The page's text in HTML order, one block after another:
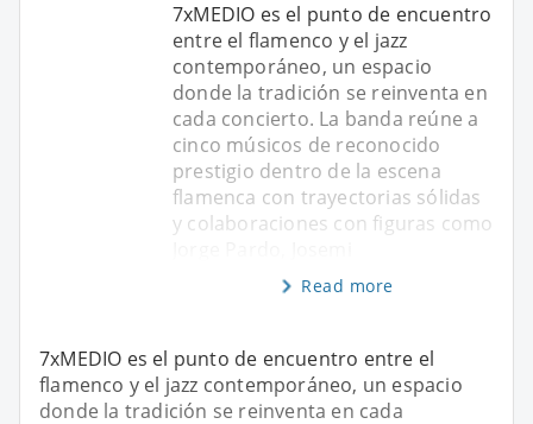
7xMEDIO es el punto de encuentro
entre el flamenco y el jazz
contemporáneo, un espacio
donde la tradición se reinventa en
cada concierto. La banda reúne a
cinco músicos de reconocido
prestigio dentro de la escena
flamenca con trayectorias sólidas
y colaboraciones con figuras como
Read more
7xMEDIO es el punto de encuentro entre el
flamenco y el jazz contemporáneo, un espacio
donde la tradición se reinventa en cada